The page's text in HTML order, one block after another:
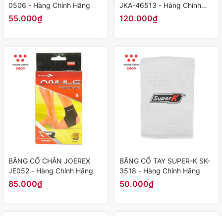
0506 - Hàng Chính Hãng
55.000₫
JKA-46513 - Hàng Chính
Hãng
120.000₫
BĂNG CỔ CHÂN JOEREX
JE052 - Hàng Chính Hãng
85.000₫
BĂNG CỔ TAY SUPER-K SK-
3518 - Hàng Chính Hãng
50.000₫